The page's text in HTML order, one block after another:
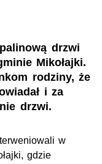
drzwi
Mikołajki.
rodziny, że
i za
drzwi.
w
gdzie